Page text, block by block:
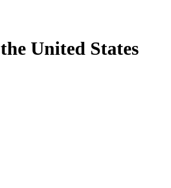
the United States